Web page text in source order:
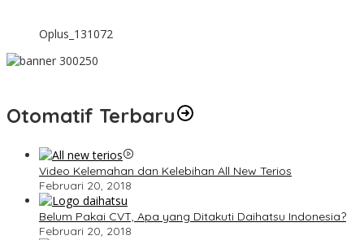
Oplus_131072
Otomatif Terbaru
Video Kelemahan dan Kelebihan All New Terios
Februari 20, 2018
Belum Pakai CVT, Apa yang Ditakuti Daihatsu Indonesia?
Februari 20, 2018